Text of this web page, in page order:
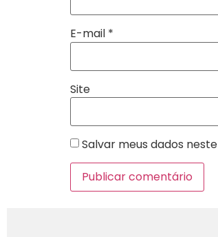
E-mail *
Site
Salvar meus dados